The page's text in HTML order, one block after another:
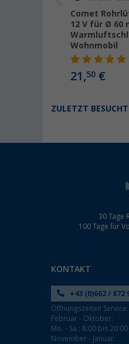
Comet
12 V für Ø 60
Wohnmobil
21,50 €
ZULETZT BESUCHT
30 Tage
100 Tage für
KONTAKT
+43 (0)662 / 872
Öffnungszeiten Service:
Februar - Oktober:
Mo. - Sa.: 8:00 bis
November - Januar: